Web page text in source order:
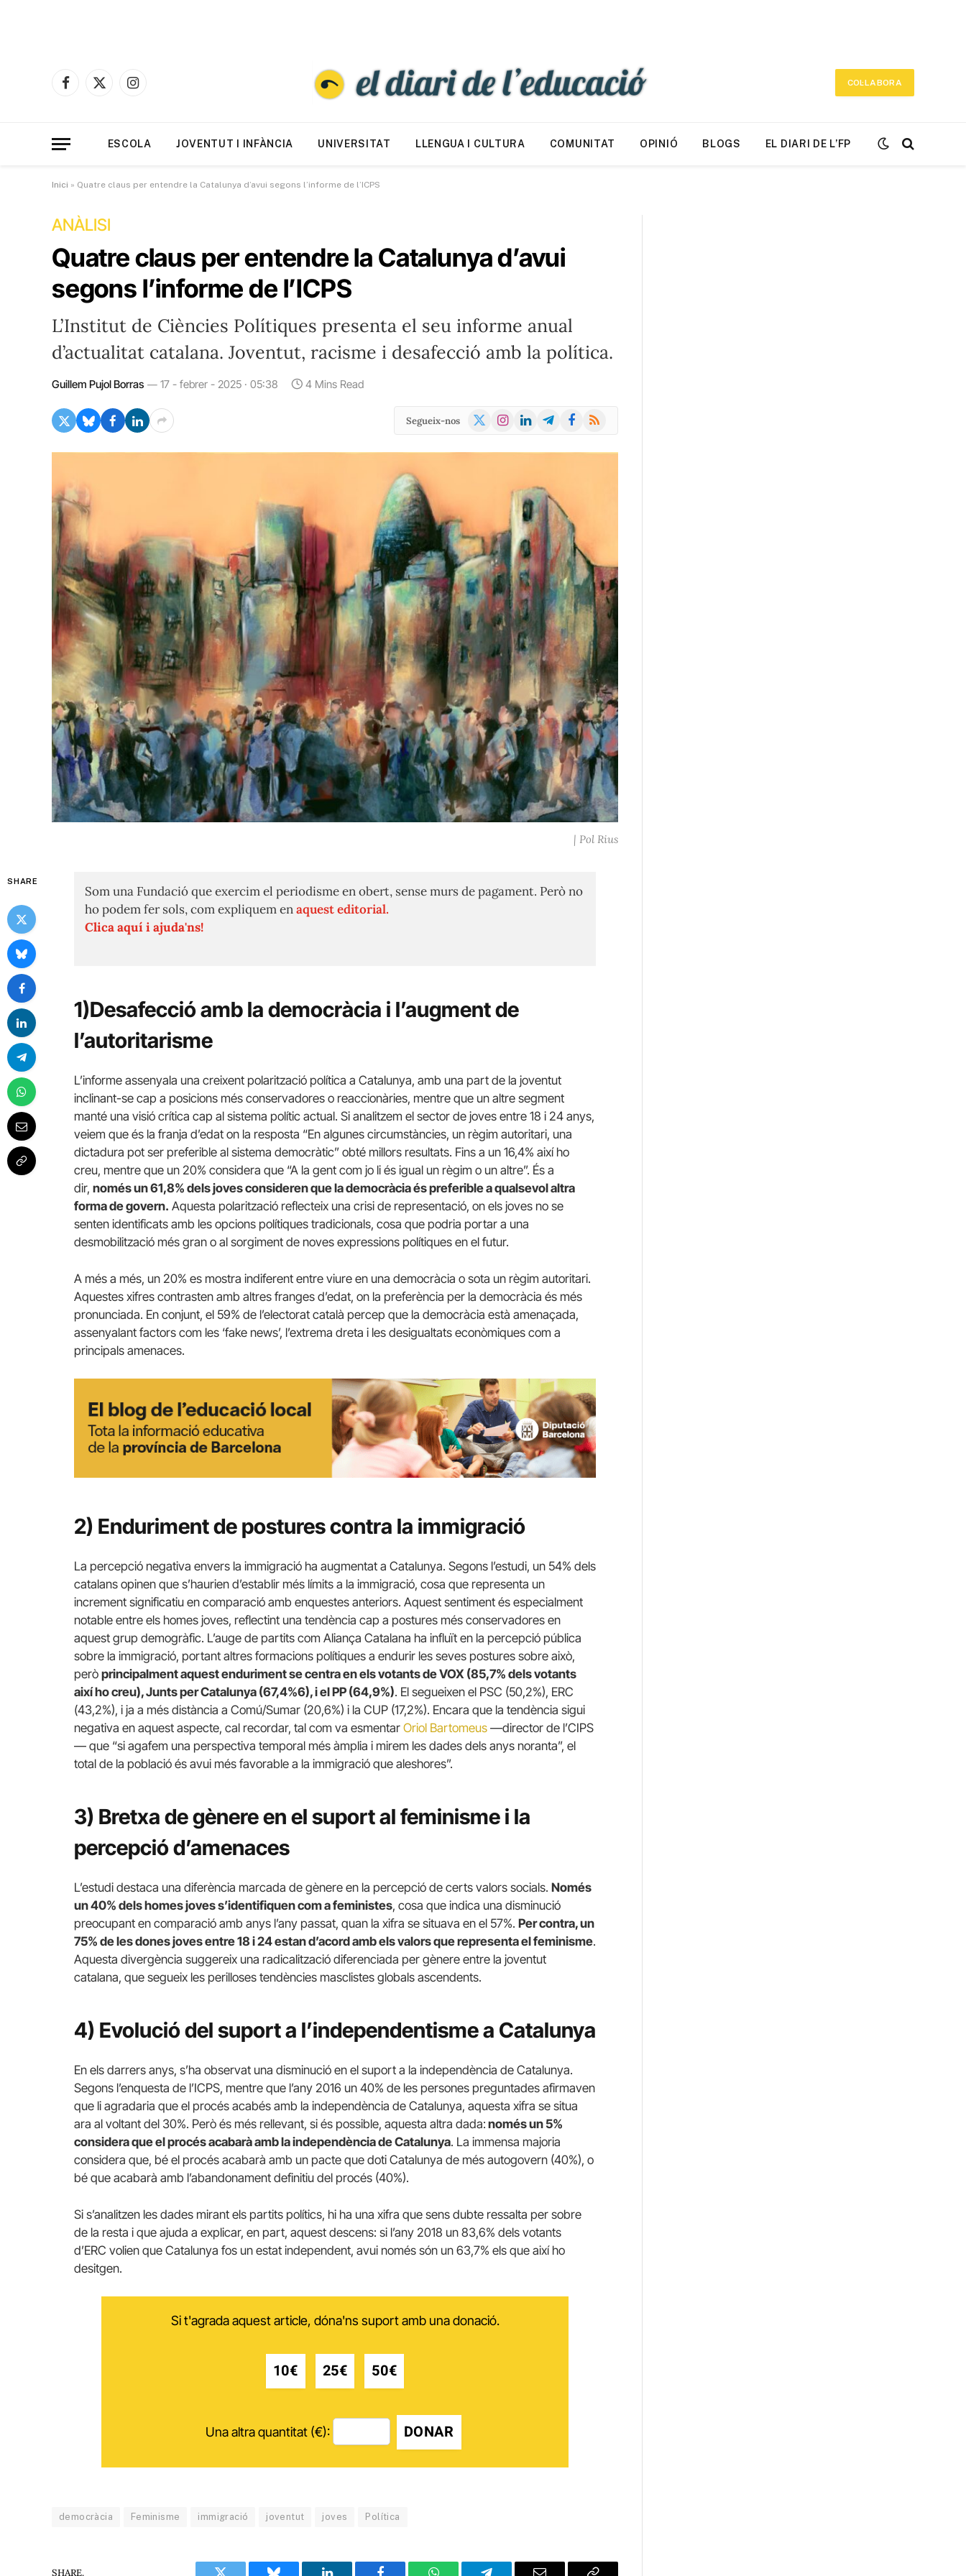
Facebook
X
Instagram
COL·LABORA
ESCOLA JOVENTUT I INFÀNCIA UNIVERSITAT LLENGUA I CULTURA COMUNITAT OPINIÓ BLOGS EL DIARI DE L’FP
Inici » Quatre claus per entendre la Catalunya d’avui segons l’informe de l’ICPS
ANÀLISI
Quatre claus per entendre la Catalunya d’avui
segons l’informe de l’ICPS
L’Institut de Ciències Polítiques presenta el seu informe anual
d’actualitat catalana. Joventut, racisme i desafecció amb la política.
Guillem Pujol Borras 17 - febrer - 2025 · 05:38 4 Mins Read
Segueix-nos
X
Instagram
LinkedInTelegramFacebook
RSS
| Pol Rius
SHARE
Som una Fundació que exercim el periodisme en obert, sense murs de pagament. Però no
ho podem fer sols, com expliquem enaquest editorial.
Clica aquí i ajuda'ns!
1)Desafecció amb la democràcia i l’augment de
l’autoritarisme
L’informe assenyala una creixent polarització política a Catalunya, amb una part de la joventut
inclinant-se cap a posicions més conservadores o reaccionàries, mentre que un altre segment
manté una visió crítica cap al sistema polític actual. Si analitzem el sector de joves entre 18 i 24 anys,
veiem que és la franja d’edat on la resposta “En algunes circumstàncies, un règim autoritari, una
dictadura pot ser preferible al sistema democràtic” obté millors resultats. Fins a un 16,4% així ho
creu, mentre que un 20% considera que “A la gent com jo li és igual un règim o un altre”. És a
dir, només un 61,8% dels joves consideren que la democràcia és preferible a qualsevol altra
forma de govern. Aquesta polarització reflecteix una crisi de representació, on els joves no se
senten identificats amb les opcions polítiques tradicionals, cosa que podria portar a una
desmobilització més gran o al sorgiment de noves expressions polítiques en el futur.
A més a més, un 20% es mostra indiferent entre viure en una democràcia o sota un règim autoritari.
Aquestes xifres contrasten amb altres franges d’edat, on la preferència per la democràcia és més
pronunciada. En conjunt, el 59% de l’electorat català percep que la democràcia està amenaçada,
assenyalant factors com les ‘fake news’, l’extrema dreta i les desigualtats econòmiques com a
principals amenaces.
2) Enduriment de postures contra la immigració
La percepció negativa envers la immigració ha augmentat a Catalunya. Segons l’estudi, un 54% dels
catalans opinen que s’haurien d’establir més límits a la immigració, cosa que representa un
increment significatiu en comparació amb enquestes anteriors. Aquest sentiment és especialment
notable entre els homes joves, reflectint una tendència cap a postures més conservadores en
aquest grup demogràfic. L’auge de partits com Aliança Catalana ha influït en la percepció pública
sobre la immigració, portant altres formacions polítiques a endurir les seves postures sobre això,
però principalment aquest enduriment se centra en els votants de VOX (85,7% dels votants
així ho creu), Junts per Catalunya (67,4%6), i el PP (64,9%). El segueixen el PSC (50,2%), ERC
(43,2%), i ja a més distància a Comú/Sumar (20,6%) i la CUP (17,2%). Encara que la tendència sigui
negativa en aquest aspecte, cal recordar, tal com va esmentar Oriol Bartomeus —director de l’CIPS
— que “si agafem una perspectiva temporal més àmplia i mirem les dades dels anys noranta”, el
total de la població és avui més favorable a la immigració que aleshores”.
3) Bretxa de gènere en el suport al feminisme i la
percepció d’amenaces
L’estudi destaca una diferència marcada de gènere en la percepció de certs valors socials. Només
un 40% dels homes joves s’identifiquen com a feministes, cosa que indica una disminució
preocupant en comparació amb anys l’any passat, quan la xifra se situava en el 57%. Per contra, un
75% de les dones joves entre 18 i 24 estan d’acord amb els valors que representa el feminisme.
Aquesta divergència suggereix una radicalització diferenciada per gènere entre la joventut
catalana, que segueix les perilloses tendències masclistes globals ascendents.
4) Evolució del suport a l’independentisme a Catalunya
En els darrers anys, s’ha observat una disminució en el suport a la independència de Catalunya.
Segons l’enquesta de l’ICPS, mentre que l’any 2016 un 40% de les persones preguntades afirmaven
que li agradaria que el procés acabés amb la independència de Catalunya, aquesta xifra se situa
ara al voltant del 30%. Però és més rellevant, si és possible, aquesta altra dada: només un 5%
considera que el procés acabarà amb la independència de Catalunya. La immensa majoria
considera que, bé el procés acabarà amb un pacte que doti Catalunya de més autogovern (40%), o
bé que acabarà amb l’abandonament definitiu del procés (40%).
Si s’analitzen les dades mirant els partits polítics, hi ha una xifra que sens dubte ressalta per sobre
de la resta i que ajuda a explicar, en part, aquest descens: si l’any 2018 un 83,6% dels votants
d’ERC volien que Catalunya fos un estat independent, avui només són un 63,7% els que així ho
desitgen.
Si t'agrada aquest article, dóna'ns suport amb una donació.
10€ 25€ 50€
Una altra quantitat (€): DONAR
democràcia Feminisme immigració joventut joves Política
SHARE.